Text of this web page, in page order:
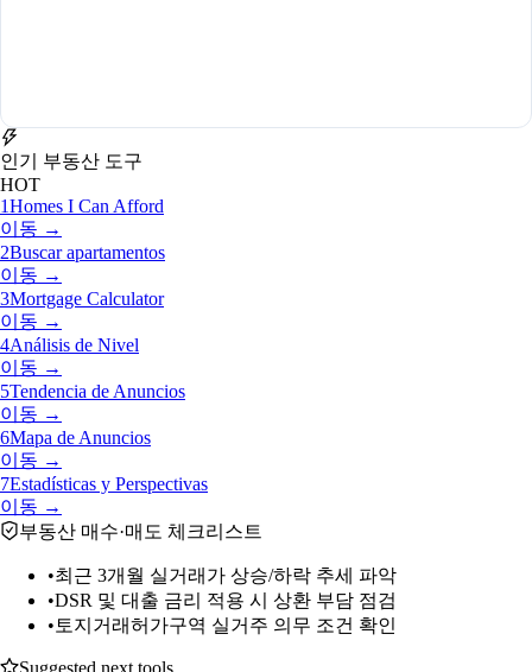
인기 부동산 도구
HOT
1Homes I Can Afford
이동 →
2Buscar apartamentos
이동 →
3Mortgage Calculator
이동 →
4Análisis de Nivel
이동 →
5Tendencia de Anuncios
이동 →
6Mapa de Anuncios
이동 →
7Estadísticas y Perspectivas
이동 →
부동산 매수·매도 체크리스트
•최근 3개월 실거래가 상승/하락 추세 파악
•DSR 및 대출 금리 적용 시 상환 부담 점검
• 토지거래허가구역 실거주 의무 조건 확인
Suggested next tools